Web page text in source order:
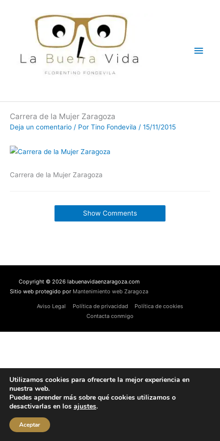
Carrera de la Mujer Zaragoza
Deja un comentario / Por Tino Fondevila / 15/11/2015
Carrera de la Mujer Zaragoza
Show Comments
Copyright © 2026 labuenavidaenzaragoza.com
Sitio web protegido por Mantenimiento web Zaragoza
Aviso Legal Política de privacidad
Política de cookies
Contacta conmigo
Utilizamos cookies para ofrecerte la mejor experiencia en
nuestra web.
Puedes aprender más sobre qué cookies utilizamos o
desactivarlas en los ajustes.
Aceptar